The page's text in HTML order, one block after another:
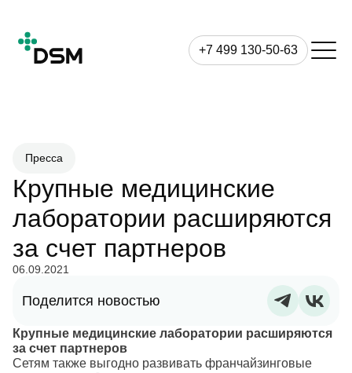
+7 499 130-50-63
Пресса
Крупные медицинские
лаборатории расширяются
за счет партнеров
06.09.2021
Поделится новостью
Крупные медицинские лаборатории расширяются
за счет партнеров
Сетям также выгодно развивать франчайзинговые